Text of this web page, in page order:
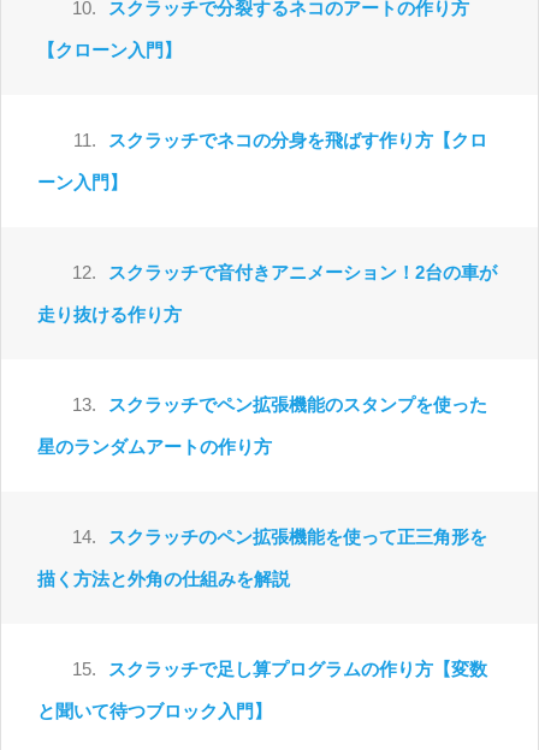
10. スクラッチで分裂するネコのアートの作り方
【クローン入門】
11. スクラッチでネコの分身を飛ばす作り方【クロ
ーン入門】
12. スクラッチで音付きアニメーション！2台の車が
走り抜ける作り方
13. スクラッチでペン拡張機能のスタンプを使った
星のランダムアートの作り方
14. スクラッチのペン拡張機能を使って正三角形を
描く方法と外角の仕組みを解説
15. スクラッチで足し算プログラムの作り方【変数
と聞いて待つブロック入門】